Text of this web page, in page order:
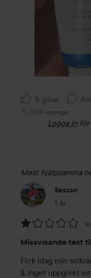
5 gillar
7309 visningar
Logga in för
Mest hjälpsamma
Sessan
1 år
Inlägget
1
av
5
Missvisande text
Fick idag min
& inget uppgivet om